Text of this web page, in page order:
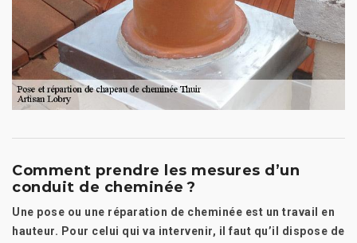
Comment prendre les mesures d’un
conduit de cheminée ?
Une pose ou une réparation de cheminée est un travail en
hauteur. Pour celui qui va intervenir, il faut qu’il dispose de